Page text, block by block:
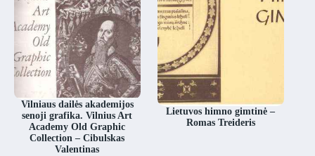
Vilniaus dailės akademijos
senoji grafika. Vilnius Art
Academy Old Graphic
Collection – Cibulskas
Valentinas
Lietuvos himno gimtinė –
Romas Treideris